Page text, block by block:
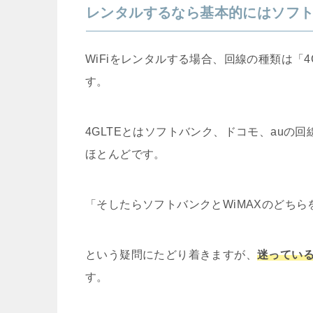
レンタルするなら基本的にはソフ
WiFiをレンタルする場合、回線の種類は「
す。
4GLTEとはソフトバンク、ドコモ、auの
ほとんどです。
「そしたらソフトバンクとWiMAXのどち
という疑問にたどり着きますが、 迷ってい
す。